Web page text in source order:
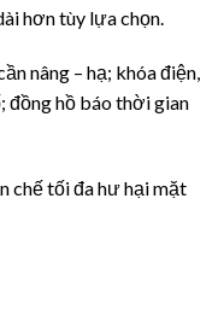
hơn tùy lựa chọn.
nâng – hạ; khóa điện,
đồng hồ báo thời gian
chế tối đa hư hại mặt